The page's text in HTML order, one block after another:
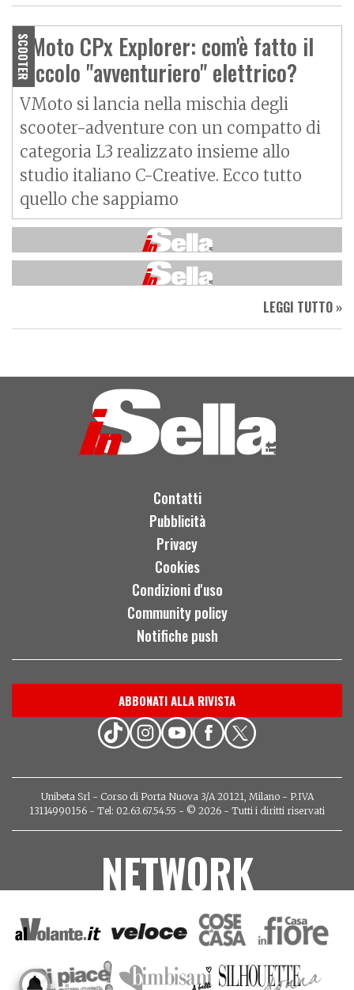
SCOOTER
VMoto CPx Explorer: com'è fatto il
piccolo "avventuriero" elettrico?
VMoto si lancia nella mischia degli
scooter-adventure con un compatto di
categoria L3 realizzato insieme allo
studio italiano C-Creative. Ecco tutto
quello che sappiamo
LEGGI TUTTO »
Contatti
Pubblicità
Privacy
Cookies
Condizioni d'uso
Community policy
Notifiche push
ABBONATI ALLA RIVISTA
Unibeta Srl - Corso di Porta Nuova 3/A 20121, Milano - P.IVA
13114990156 - Tel: 02.63.67.54.55 - © 2026 - Tutti i diritti riservati
NETWORK